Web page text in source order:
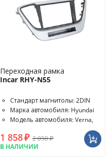
Переходная рамка
Incar RHY-N55
Стандарт магнитолы: 2DIN
Марка автомобиля: Hyundai
Модель автомобиля: Verna,
1 858₽ 2 050₽
В НАЛИЧИИ